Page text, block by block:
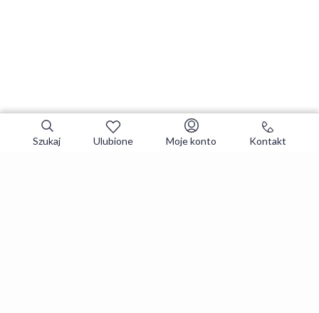
Szukaj Ulubione Moje konto Kontakt